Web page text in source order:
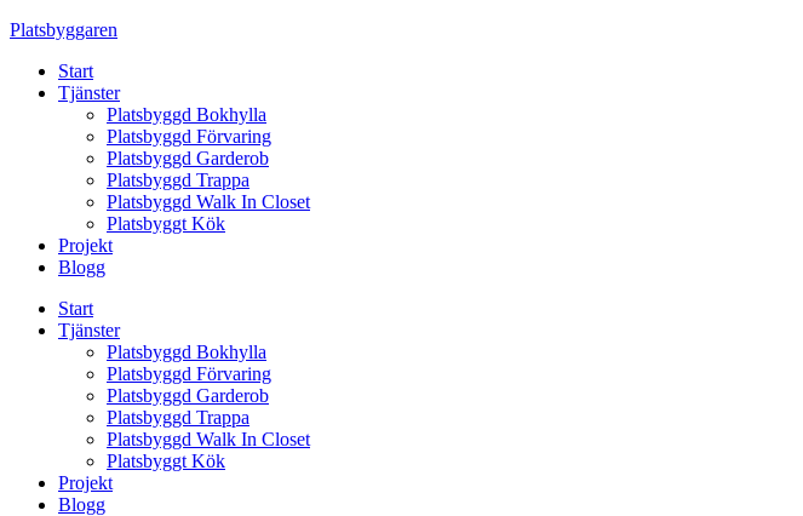
Skip
content
Platsbyggaren
Start
Tjänster
Platsbyggd Bokhylla
Platsbyggd Förvaring
Platsbyggd Garderob
Platsbyggd Trappa
Platsbyggd Walk In Closet
Platsbyggt Kök
Projekt
Blogg
Start
Tjänster
Platsbyggd Bokhylla
Platsbyggd Förvaring
Platsbyggd Garderob
Platsbyggd Trappa
Platsbyggd Walk In Closet
Platsbyggt Kök
Projekt
Blogg